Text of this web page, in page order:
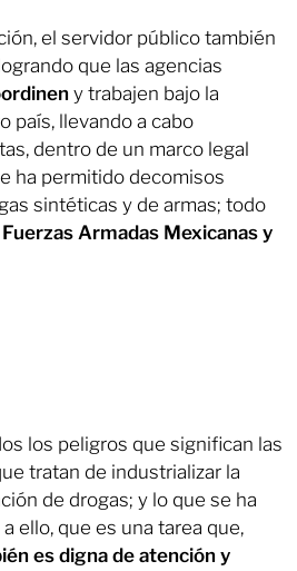
el servidor público también
que las agencias
y trabajen bajo la
país, llevando a cabo
dentro de un marco legal
ha permitido decomisos
sintéticas y de armas; todo
Fuerzas Armadas Mexicanas y
los peligros que significan las
tratan de industrializar la
de drogas; y lo que se ha
ello, que es una tarea que,
es digna de atención y